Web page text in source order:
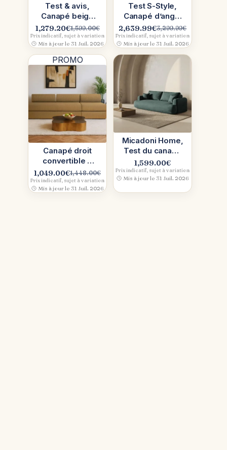
Test & avis,
Canapé beige
chiné BUDDY
Maisons du
Monde :
composez
1,599.00€
Le
prix
initial
était :
1,599.00€.
1,279.20€
Le
prix
actuel
est :
1,279.20€.
Prix indicatif, sujet à variation
Mis à jour le 31 Juil. 2026
Test S-Style,
Canapé d’angle
Chesterfield en
L
3,299.99€
Le
prix
initial
était :
2,639.99€
Le
prix
actuel
est :
Prix indicatif, sujet à variation
Mis à jour le 31 Juil. 2026
PROMO
Canapé droit
convertible 4
places Kimo
(Jaune),
mousse 100 %
1,448.00€
Le
prix
initial
1,049.00€Le
prix
actuel
Prix indicatif, sujet à variation
Mis à jour le 31 Juil. 2026
Micadoni Home,
Test du canapé
velours vert
convertible
1,599.00€
Prix indicatif, sujet à variation
Mis à jour le 31 Juil. 2026